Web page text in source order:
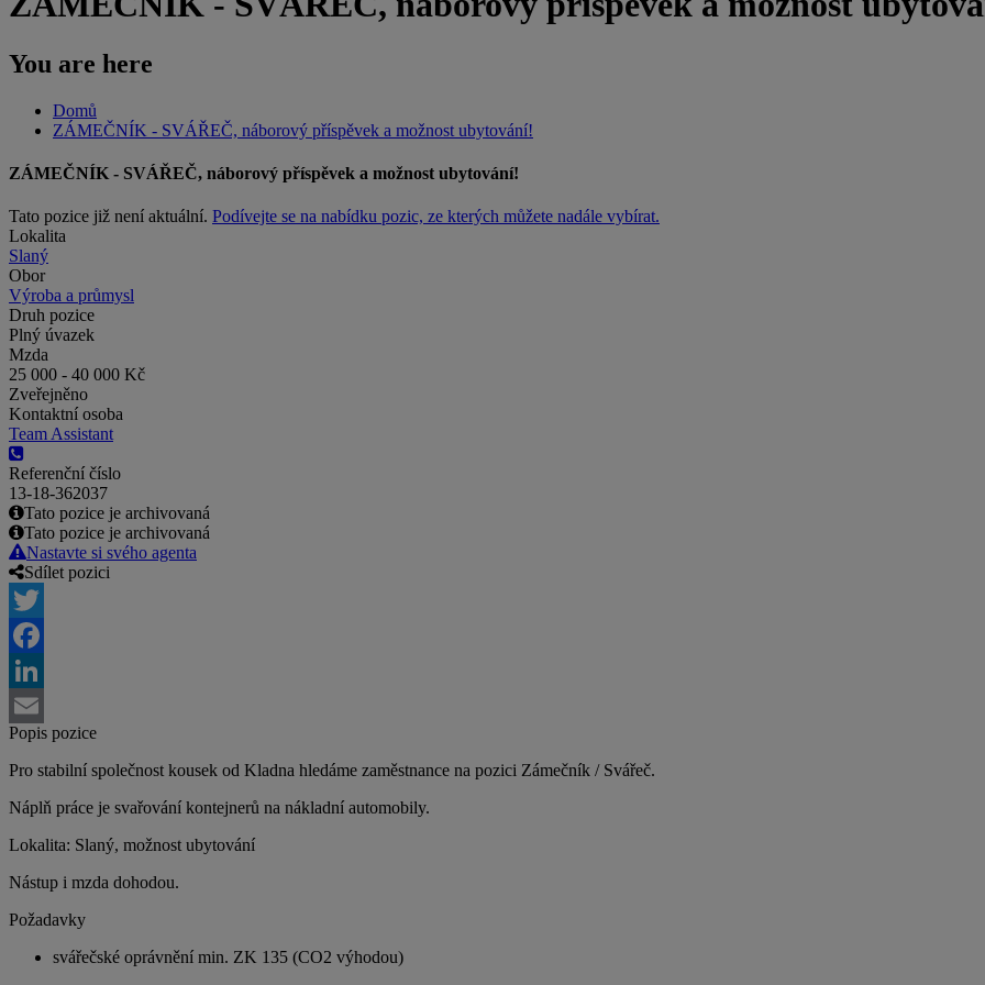
You are here
Domů
ZÁMEČNÍK - SVÁŘEČ, náborový příspěvek a možnost ubytování!
ZÁMEČNÍK - SVÁŘEČ, náborový příspěvek a možnost ubytování!
Tato pozice již není aktuální. Podívejte se na nabídku pozic, ze kterých můžete nadále vybírat.
Lokalita
Slaný
Obor
Výroba a průmysl
Druh pozice
Plný úvazek
Mzda
25 000 - 40 000 Kč
Zveřejněno
Kontaktní osoba
Team Assistant
Referenční číslo
13-18-362037
Tato pozice je archivovaná
Tato pozice je archivovaná
Nastavte si svého agenta
Sdílet pozici
Twitter
Facebook
LinkedIn
Email
Popis pozice
Pro stabilní společnost kousek od Kladna hledáme zaměstnance na pozici Zámečník / Svářeč.
Náplň práce je svařování kontejnerů na nákladní automobily.
Lokalita: Slaný, možnost ubytování
Nástup i mzda dohodou.
Požadavky
svářečské oprávnění min. ZK 135 (CO2 výhodou)